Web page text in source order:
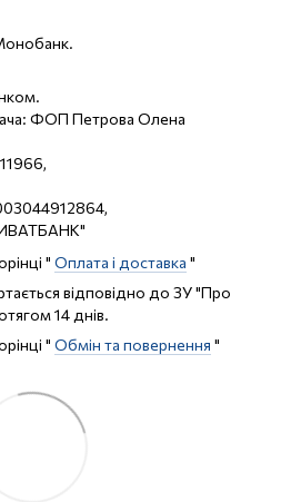
ФОП Петрова Олена
" Оплата і доставка "
відповідно до ЗУ "Про
14 днів.
" Обмін та повернення "